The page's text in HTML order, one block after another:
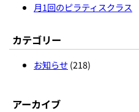
月1回のピラティスクラス
カテゴリー
お知らせ(218)
アーカイブ